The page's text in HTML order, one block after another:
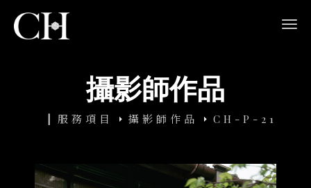
攝影師作品
服務項目 攝影師作品 CH-P-21